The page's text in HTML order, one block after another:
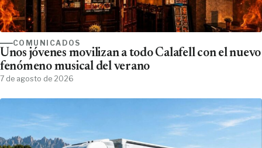
COMUNICADOS
Unos jóvenes movilizan a todo Calafell con el nuevo
fenómeno musical del verano
7 de agosto de 2026